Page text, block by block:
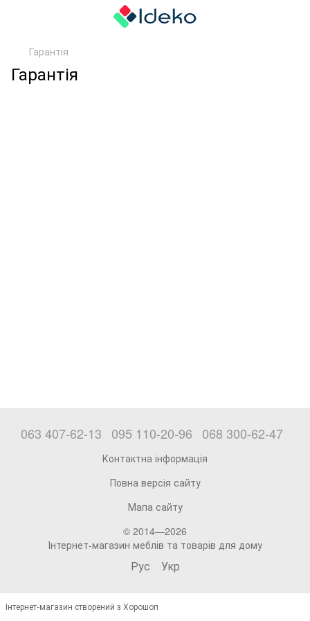
Гарантія
Гарантія
063 407-62-13 095 110-20-96 068 300-62-47
Контактна інформація
Повна версія сайту
Мапа сайту
© 2014—2026
Інтернет-магазин меблів та товарів для дому
Рус Укр
Інтернет-магазин створений з Хорошоп